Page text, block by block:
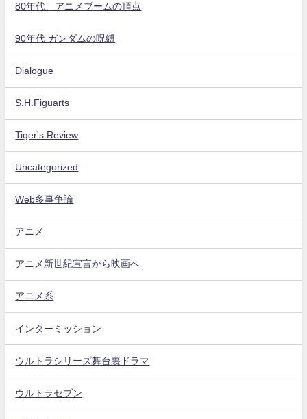
80年代、アニメブームの頂点
90年代 ガンダムの呪縛
Dialogue
S.H.Figuarts
Tiger's Review
Uncategorized
Web多事争論
アニメ
アニメ新世紀宣言から映画へ
アニメ系
インターミッション
ウルトラシリーズ舞台裏ドラマ
ウルトラセブン